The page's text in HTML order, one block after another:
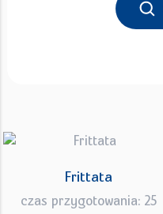
Frittata
czas przygotowania: 25